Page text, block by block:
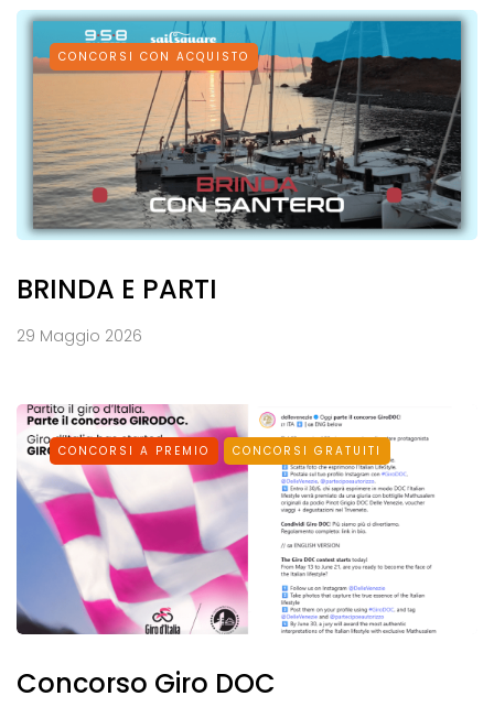
CONCORSI CON ACQUISTO
BRINDA E PARTI
29 Maggio 2026
CONCORSI A PREMIO CONCORSI GRATUITI
Concorso Giro DOC